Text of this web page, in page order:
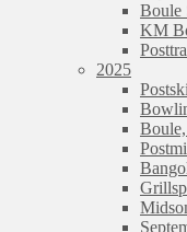
Boule
KM
2025